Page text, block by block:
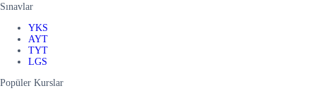
Sınavlar
YKS
AYT
TYT
LGS
Popüler Kurslar